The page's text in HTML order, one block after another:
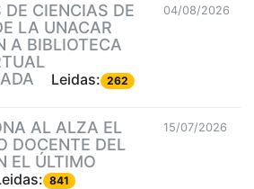
CIENCIAS DE
LA UNACAR
A BIBLIOTECA
Leidas: 262
04/08/2026
AL ALZA EL
DOCENTE DEL
EL ÚLTIMO
841
15/07/2026